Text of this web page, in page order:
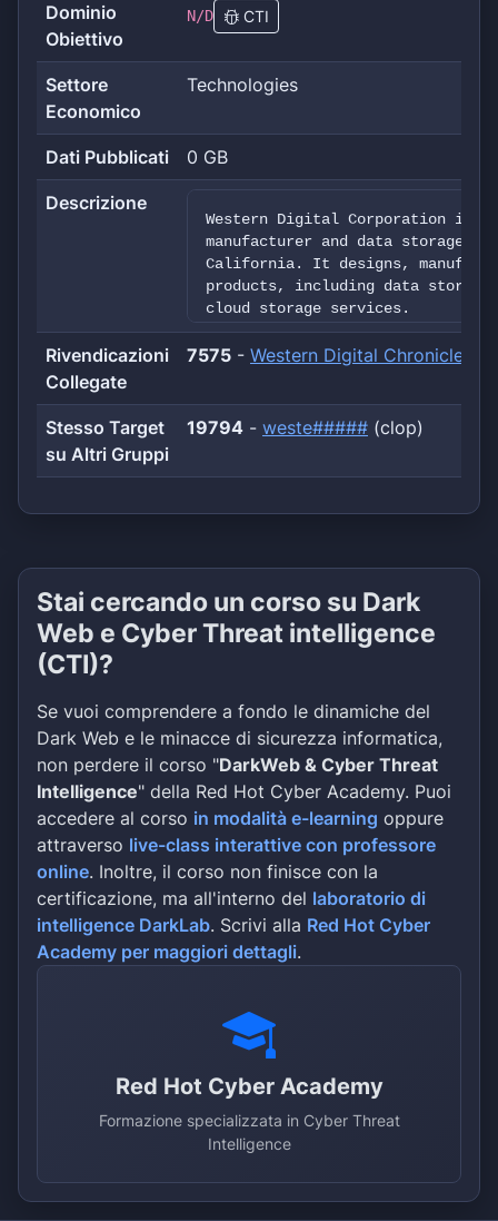
Dominio
Obiettivo
N/D CTI
Settore
Economico
Technologies
Dati Pubblicati 0 GB
Descrizione
Western Digital Corporation is
manufacturer and data storage
California. It designs,
products, including data storage
cloud storage services.
Rivendicazioni
Collegate
7575 - Western Digital Chronicles
Stesso Target
su Altri Gruppi
19794 - weste##### (clop)
Stai cercando un corso su Dark
Web e Cyber Threat intelligence
(CTI)?
Se vuoi comprendere a fondo le dinamiche del
Dark Web e le minacce di sicurezza informatica,
non perdere il corso "DarkWeb & Cyber Threat
Intelligence" della Red Hot Cyber Academy. Puoi
accedere al corso in modalità e-learning oppure
attraverso live-class interattive con professore
online. Inoltre, il corso non finisce con la
certificazione, ma all'interno del laboratorio di
intelligence DarkLab. Scrivi alla Red Hot Cyber
Academy per maggiori dettagli.
Red Hot Cyber Academy
Formazione specializzata in Cyber Threat
Intelligence